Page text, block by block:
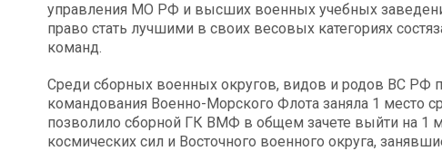
управления МО РФ и высших военных учебных
право стать лучшими в своих весовых категориях
команд.
Среди сборных военных округов, видов и родов ВС РФ
командования Военно-Морского Флота заняла 1 место
позволило сборной ГК ВМФ в общем зачете выйти на
космических сил и Восточного военного округа,